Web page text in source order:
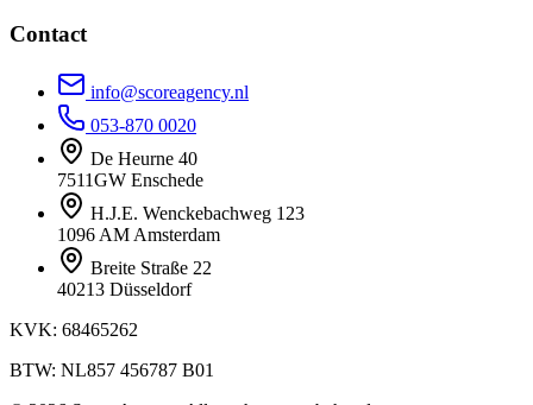
Contact
info@scoreagency.nl
053-870 0020
De Heurne 40
7511GW Enschede
H.J.E. Wenckebachweg 123
1096 AM Amsterdam
Breite Straße 22
40213 Düsseldorf
KVK: 68465262
BTW: NL857 456787 B01